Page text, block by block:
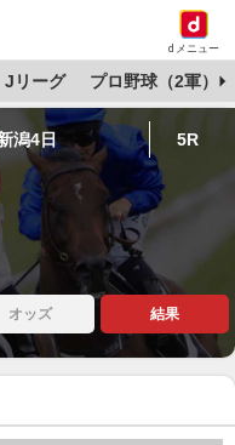
dメニュー
Jリーグ プロ野球（2軍）
潟4日 5R
オッズ 結果